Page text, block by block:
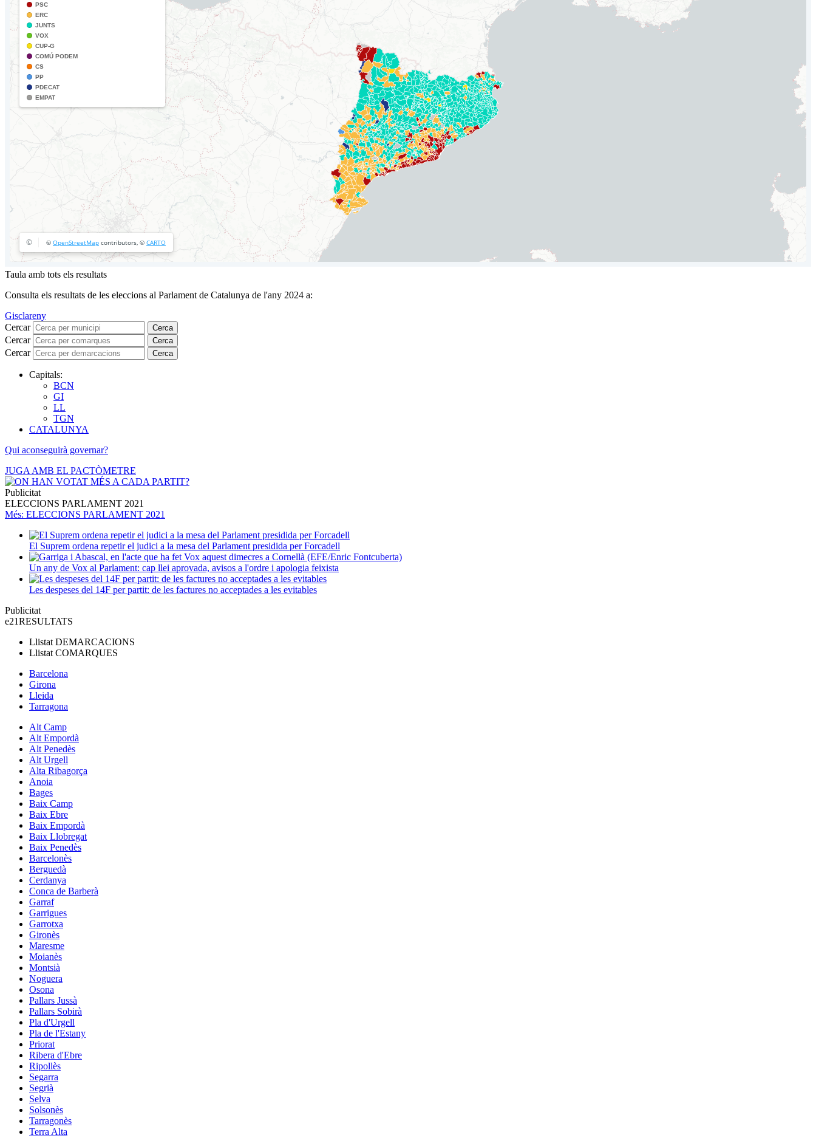
Taula amb tots els resultats
Consulta els resultats de les eleccions al Parlament de Catalunya de l'any 2024 a:
Gisclareny
Cercar
Cerca
Cercar Cerca
Cercar Cerca
Capitals:
BCN
GI
LL
TGN
CATALUNYA
Qui aconseguirà governar?
JUGA AMB EL PACTÒMETRE
Publicitat
ELECCIONS PARLAMENT 2021
Més: ELECCIONS PARLAMENT 2021
El Suprem ordena repetir el judici a la mesa del Parlament presidida per Forcadell
Un any de Vox al Parlament: cap llei aprovada, avisos a l'ordre i apologia feixista
Les despeses del 14F per partit: de les factures no acceptades a les evitables
Publicitat
e21RESULTATS
Llistat DEMARCACIONS
Llistat COMARQUES
Barcelona
Girona
Lleida
Tarragona
Alt Camp
Alt Empordà
Alt Penedès
Alt Urgell
Alta Ribagorça
Anoia
Bages
Baix Camp
Baix Ebre
Baix Empordà
Baix Llobregat
Baix Penedès
Barcelonès
Berguedà
Cerdanya
Conca de Barberà
Garraf
Garrigues
Garrotxa
Gironès
Maresme
Moianès
Montsià
Noguera
Osona
Pallars Jussà
Pallars Sobirà
Pla d'Urgell
Pla de l'Estany
Priorat
Ribera d'Ebre
Ripollès
Segarra
Segrià
Selva
Solsonès
Tarragonès
Terra Alta